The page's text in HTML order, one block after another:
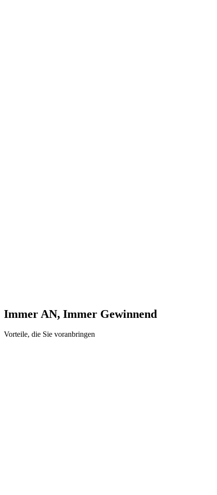
Immer AN, Immer Gewinnend
Vorteile, die Sie voranbringen